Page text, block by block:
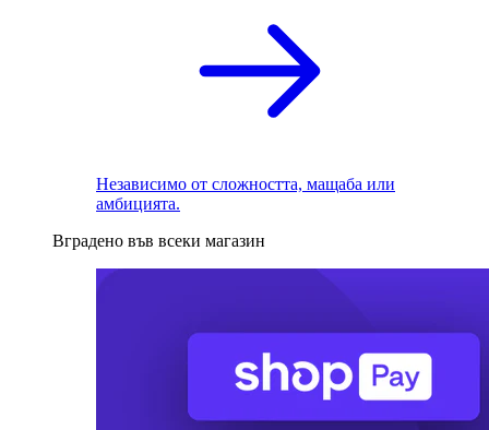
Независимо от сложността, мащаба или
амбицията.
Вградено във всеки магазин